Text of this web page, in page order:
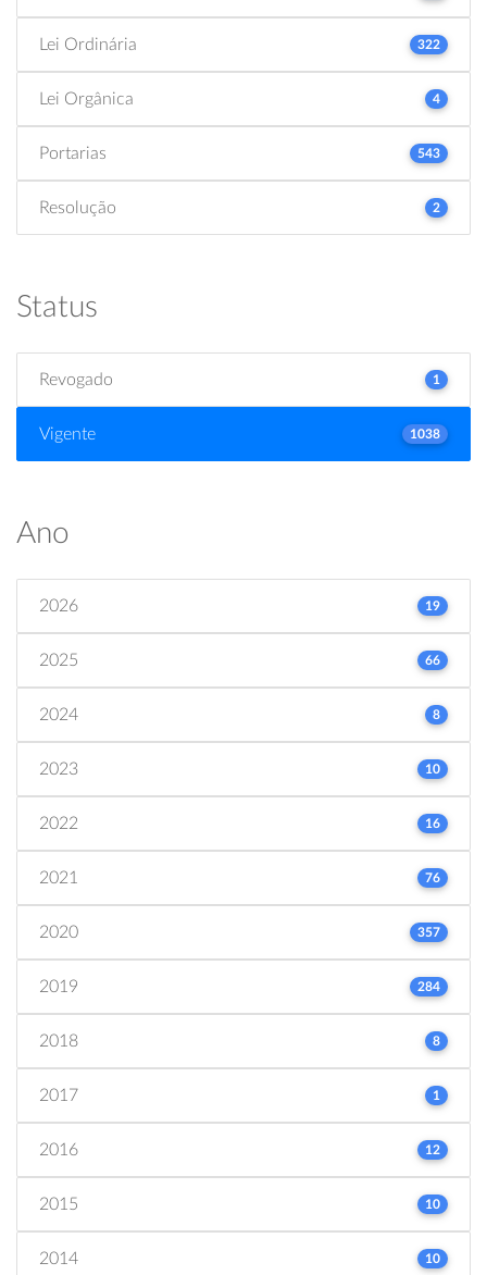
Lei Ordinária 322
Lei Orgânica 4
Portarias 543
Resolução 2
Status
Revogado 1
Vigente 1038
Ano
2026 19
2025 66
2024 8
2023 10
2022 16
2021 76
2020 357
2019 284
2018 8
2017 1
2016 12
2015 10
2014 10